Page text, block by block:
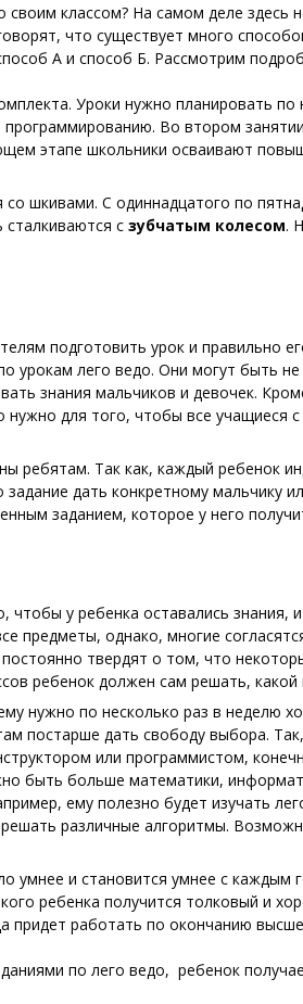
своим классом? На самом деле
что существует много
А и способ Б. Рассмотрим
Уроки нужно планировать
Во втором
этапе школьники осваивают
шкивами. С одиннадцатого по
с зубчатым колесом.
подготовить урок и правильно
урокам лего ведо. Они могут быть
знания мальчиков и девочек.
для того, чтобы все учащиеся
ребятам. Так как, каждый ребенок
дать конкретному мальчику
заданием, которое у него
у ребенка оставались знания,
предметы, однако, многие
твердят о том, что
ребенок должен сам решать, какой
нужно по несколько раз в неделю
постарше дать свободу выбора.
или программистом,
быть больше математики,
ему полезно будет изучать
различные алгоритмы.
умнее и становится умнее с каждым
ребенка получится толковый и
работать по окончанию
по лего ведо, ребенок